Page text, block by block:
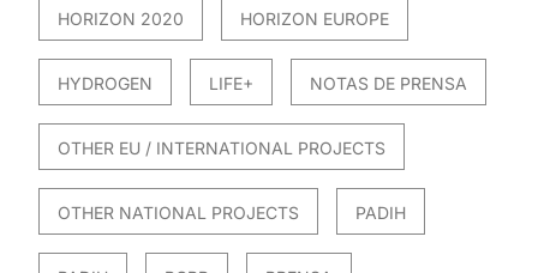
HORIZON 2020 HORIZON EUROPE
HYDROGEN LIFE+ NOTAS DE PRENSA
OTHER EU / INTERNATIONAL PROJECTS
OTHER NATIONAL PROJECTS PADIH